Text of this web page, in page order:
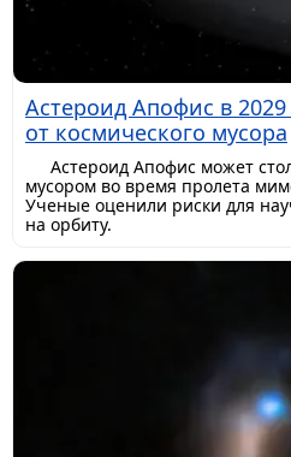
Астероид Апофис в 2029
от космического мусора
Астероид Апофис может
мусором во время пролета
Ученые оценили риски для
на орбиту.